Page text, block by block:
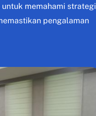
memahami strategi
pengalaman